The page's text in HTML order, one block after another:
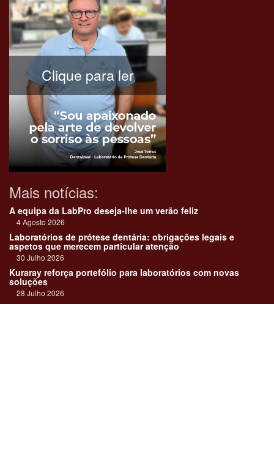
Clique para ler
Mais notícias:
A equipa da LabPro deseja-lhe um verão feliz
4 Agosto 2026
Laboratórios de prótese dentária: obrigações legais e
aspetos que merecem particular atenção
30 Julho 2026
Kuraray reforça portefólio para laboratórios com novas
soluções
28 Julho 2026
"Devemos encarar cada caso como uma história construída